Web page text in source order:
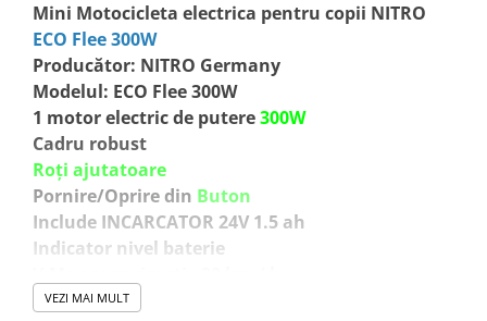
Mini Motocicleta electrica pentru copii NITRO
ECO Flee 300W
Producător: NITRO Germany
Modelul: ECO Flee 300W
1 motor electric de putere300W
Cadru robust
Roți ajutatoare
Pornire/Oprire din Buton
Include INCARCATOR 24V 1.5 ah
Indicator nivel baterie
Transmisie pe
VEZI MAI MULT